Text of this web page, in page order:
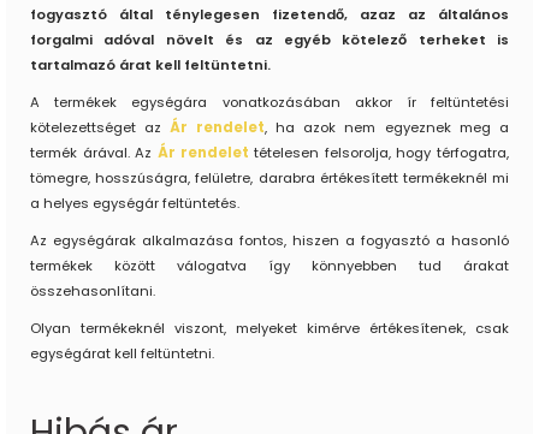
fogyasztó által ténylegesen fizetendő, azaz az általános
forgalmi adóval növelt és az egyéb kötelező terheket is
tartalmazó árat kell feltüntetni.
A termékek egységára vonatkozásában akkor ír feltüntetési
kötelezettséget azÁr rendelet, ha azok nem egyeznek meg a
termék árával. Az Ár rendelet tételesen felsorolja, hogy térfogatra,
tömegre, hosszúságra, felületre, darabra értékesített termékeknél mi
a helyes egységár feltüntetés.
Az egységárak alkalmazása fontos, hiszen a fogyasztó a hasonló
termékek között válogatva így könnyebben tud árakat
összehasonlítani.
Olyan termékeknél viszont, melyeket kimérve értékesítenek, csak
egységárat kell feltüntetni.